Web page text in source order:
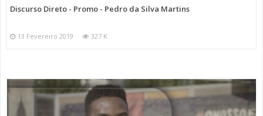
Discurso Direto - Promo - Pedro da Silva Martins
13 Fevereiro 2019 327 K